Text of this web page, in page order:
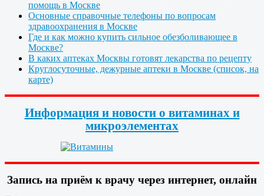
помощь в Москве
Основные справочные телефоны по вопросам
здравоохранения в Москве
Где и как можно купить сильное обезболивающее в
Москве?
В каких аптеках Москвы готовят лекарства по рецепту
Круглосуточные, дежурные аптеки в Москве (список, на
карте)
Информация и новости о витаминах и
микроэлементах
Запись на приём к врачу через интернет, онлайн